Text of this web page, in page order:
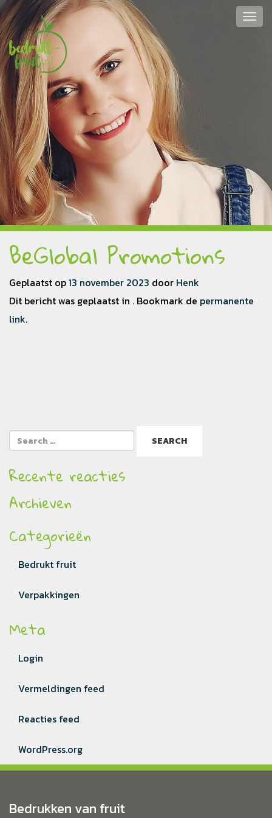
BeGlobal Promotions
Geplaatst op13 november 2023 door Henk
Dit bericht was geplaatst in . Bookmark de permanente
link.
Recente reacties
Archieven
Categorieën
Bedrukt fruit
Verpakkingen
Meta
Login
Vermeldingen feed
Reacties feed
WordPress.org
Bedrukken van fruit